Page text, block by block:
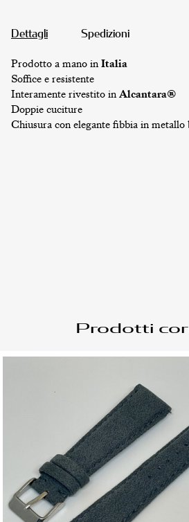
Dettagli Spedizioni
Prodotto a mano in Italia
Soffice e resistente
Interamente rivestito in Alcantara®
Doppie cuciture
Chiusura con elegante fibbia in
Prodotti